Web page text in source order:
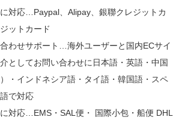
対応…Paypal、Alipay、銀聯クレジットカ
ットカード
わせサポート…海外ユーザーと国内ECサイ
としてお問い合わせに日本語・英語・中国
・インドネシア語・タイ語・韓国語・スペ
で対応
対応…EMS・SAL便・ 国際小包・船便 DHL